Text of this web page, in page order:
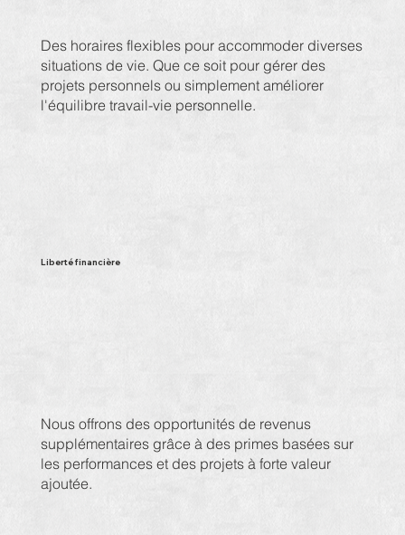
Des horaires flexibles pour accommoder diverses
situations de vie. Que ce soit pour gérer des
projets personnels ou simplement améliorer
l'équilibre travail-vie personnelle.
Liberté financière
Nous offrons des opportunités de revenus
supplémentaires grâce à des primes basées sur
les performances et des projets à forte valeur
ajoutée.